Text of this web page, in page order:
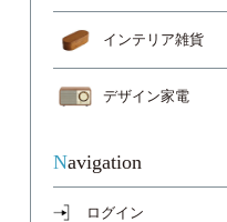
インテリア雑貨
デザイン家電
Navigation
ログイン